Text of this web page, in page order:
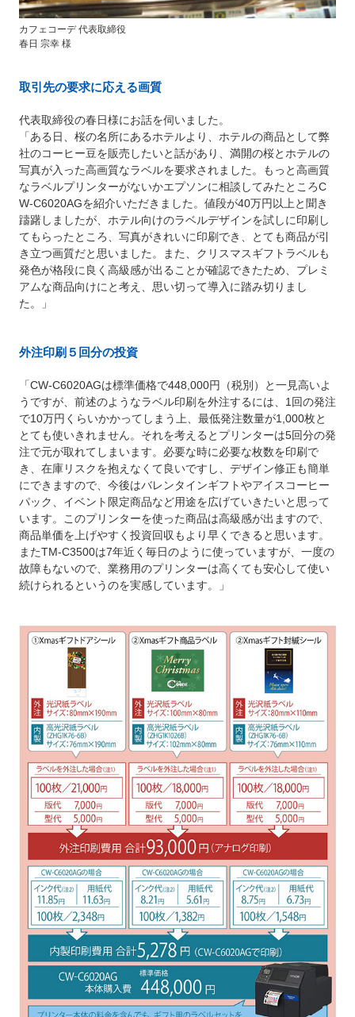
カフェコーデ 代表取締役
春日 宗幸 様
取引先の要求に応える画質
代表取締役の春日様にお話を伺いました。
「ある日、桜の名所にあるホテルより、ホテルの商品として弊
社のコーヒー豆を販売したいと話があり、満開の桜とホテルの
写真が入った高画質なラベルを要求されました。もっと高画質
なラベルプリンターがないかエプソンに相談してみたところC
W-C6020AGを紹介いただきました。値段が40万円以上と聞き
躊躇しましたが、ホテル向けのラベルデザインを試しに印刷し
てもらったところ、写真がきれいに印刷でき、とても商品が引
き立つ画質だと思いました。また、クリスマスギフトラベルも
発色が格段に良く高級感が出ることが確認できたため、プレミ
アムな商品向けにと考え、思い切って導入に踏み切りまし
た。」
外注印刷５回分の投資
「CW-C6020AGは標準価格で448,000円（税別）と一見高いよ
うですが、前述のようなラベル印刷を外注するには、1回の発注
で10万円くらいかかってしまう上、最低発注数量が1,000枚と
とても使いきれません。それを考えるとプリンターは5回分の発
注で元が取れてしまいます。必要な時に必要な枚数を印刷で
き、在庫リスクを抱えなくて良いですし、デザイン修正も簡単
にできますので、今後はバレンタインギフトやアイスコーヒー
パック、イベント限定商品など用途を広げていきたいと思って
います。このプリンターを使った商品は高級感が出ますので、
商品単価を上げやすく投資回収もより早くできると思います。
またTM-C3500は7年近く毎日のように使っていますが、一度の
故障もないので、業務用のプリンターは高くても安心して使い
続けられるというのを実感しています。」